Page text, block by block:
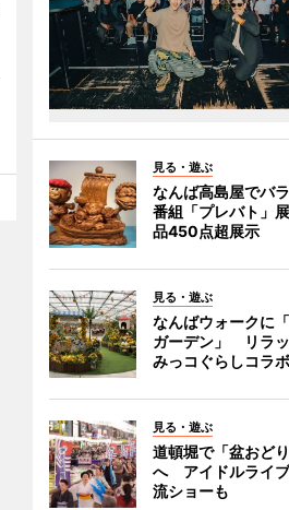
見る・遊ぶ
なんば高島屋でバ
番組「プレバト」
品450点超展示
見る・遊ぶ
なんばウォークに
ガーデン」 リラ
みっコぐらしコラ
見る・遊ぶ
道頓堀で「盆おど
へ アイドルライ
流ショーも